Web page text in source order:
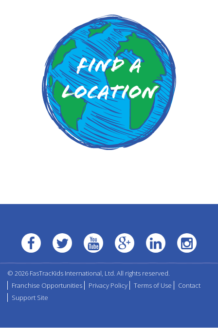
Find a
Location
© 2026 FasTracKids International, Ltd. All rights reserved.
Franchise Opportunities
Privacy Policy Terms of Use
Contact
Support Site